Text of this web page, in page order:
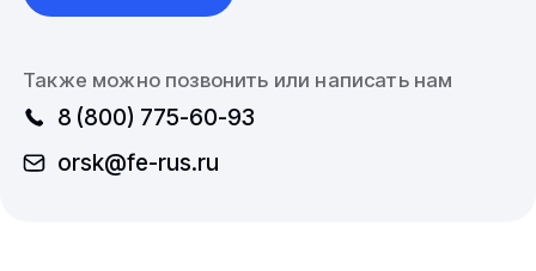
Также можно позвонить или написать нам
8 (800) 775-60-93
orsk@fe-rus.ru